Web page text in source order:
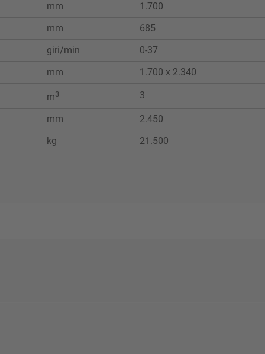
mm 1.700
mm 685
giri/min 0-37
mm 1.700 x 2.340
m3 3
mm 2.450
kg 21.500